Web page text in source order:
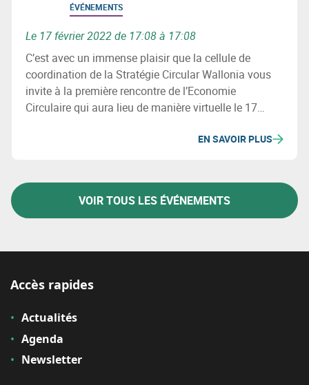
ÉVÉNEMENTS
Le 17 février 2022 de 17:08 à 17:08
C’est avec un immense plaisir que la cellule de
coordination de la Stratégie Circular Wallonia vous
invite à la première rencontre de l’Economie
Circulaire qui aura lieu de manière virtuelle le 17
EN SAVOIR PLUS
VOIR TOUS LES ÉVÉNEMENTS
Accès rapides
Actualités
Agenda
Newsletter